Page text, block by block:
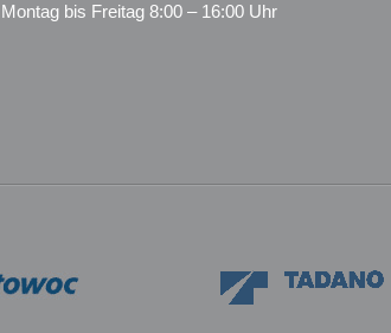
Montag bis Freitag 8:00 – 16:00 Uhr